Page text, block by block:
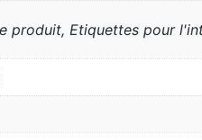
produit, Etiquettes pour